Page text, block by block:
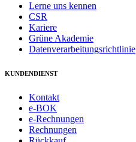
Lerne uns kennen
CSR
Kariere
Grüne Akademie
Datenverarbeitungsrichtlinie
KUNDENDIENST
Kontakt
e-BOK
e-Rechnungen
Rechnungen